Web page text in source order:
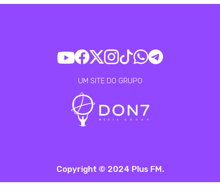
UM SITE DO GRUPO
Copyright © 2024 Plus FM.